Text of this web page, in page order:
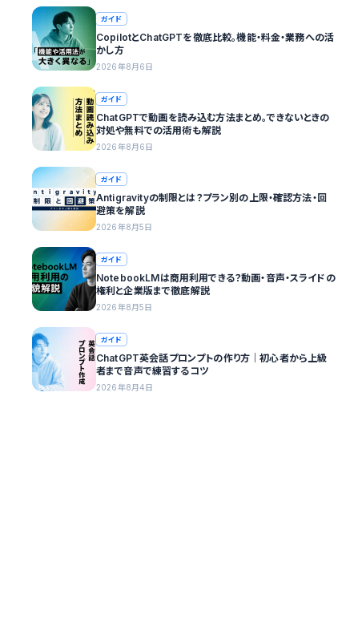
ガイド
CopilotとChatGPTを徹底比較。機能・料金・業務への活
かし方
2026年8月6日
ガイド
ChatGPTで動画を読み込む方法まとめ。できないときの
対処や無料での活用術も解説
2026年8月6日
ガイド
Antigravityの制限とは？プラン別の上限・確認方法・回
避策を解説
2026年8月5日
ガイド
NotebookLMは商用利用できる？動画・音声・スライドの
権利と企業版まで徹底解説
2026年8月5日
ガイド
ChatGPT英会話プロンプトの作り方｜初心者から上級
者まで音声で練習するコツ
2026年8月4日